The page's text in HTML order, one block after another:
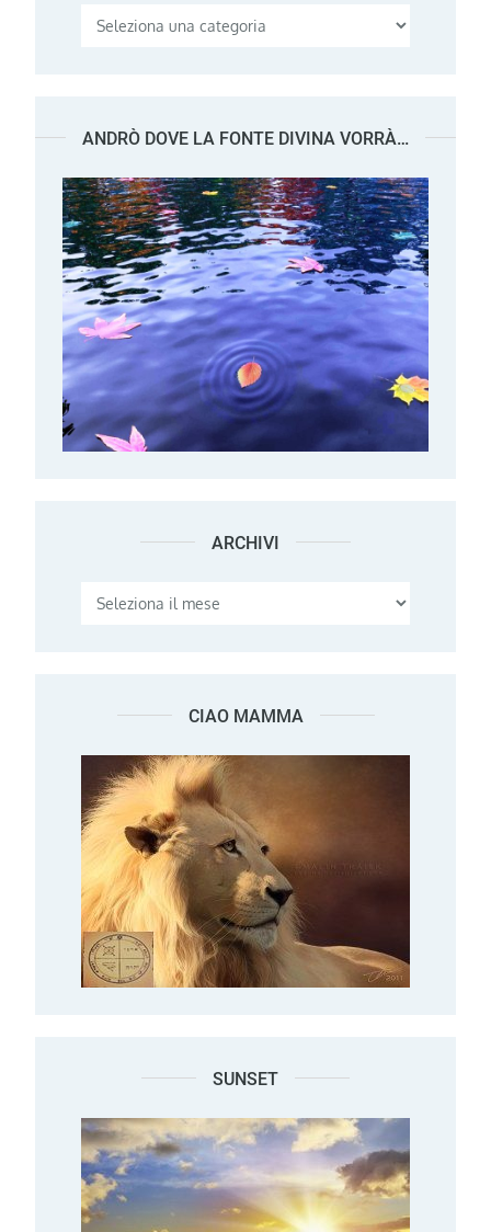
Categorie
ANDRÒ DOVE LA FONTE DIVINA VORRÀ…
ARCHIVI Archivi
CIAO MAMMA
SUNSET